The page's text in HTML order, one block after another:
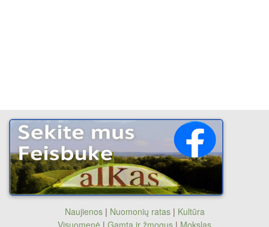
Naujienos| Nuomonių ratas| Kultūra